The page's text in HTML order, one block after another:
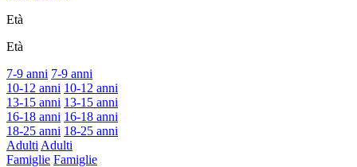
Età
Età
7-9 anni 7-9 anni
10-12 anni 10-12 anni
13-15 anni 13-15 anni
16-18 anni 16-18 anni
18-25 anni 18-25 anni
Adulti Adulti
Famiglie Famiglie